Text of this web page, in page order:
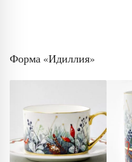
Форма «Идиллия»